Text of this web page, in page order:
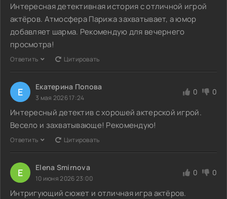
Интересная детективная история с отличной игрой
актёров. Атмосфера Парижа захватывает, а юмор
добавляет шарма. Рекомендую для вечернего
просмотра!
Ответить Цитировать
Е Екатерина Попова
3 мая 2026 17:24
0 0
Интересный детектив с хорошей актерской игрой.
Весело и захватывающе! Рекомендую!
Ответить Цитировать
E Elena Smirnova
10 июня 2026 23:00
0 0
Интригующий сюжет и отличная игра актёров.